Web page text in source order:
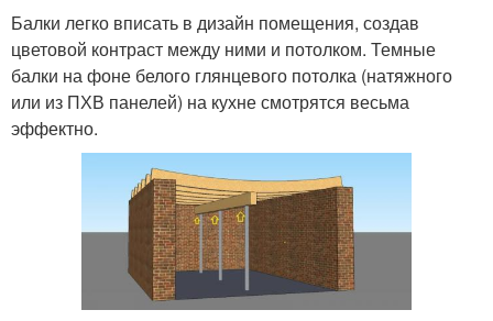
Балки легко вписать в дизайн помещения, создав
цветовой контраст между ними и потолком. Темные
балки на фоне белого глянцевого потолка (натяжного
или из ПХВ панелей) на кухне смотрятся весьма
эффектно.